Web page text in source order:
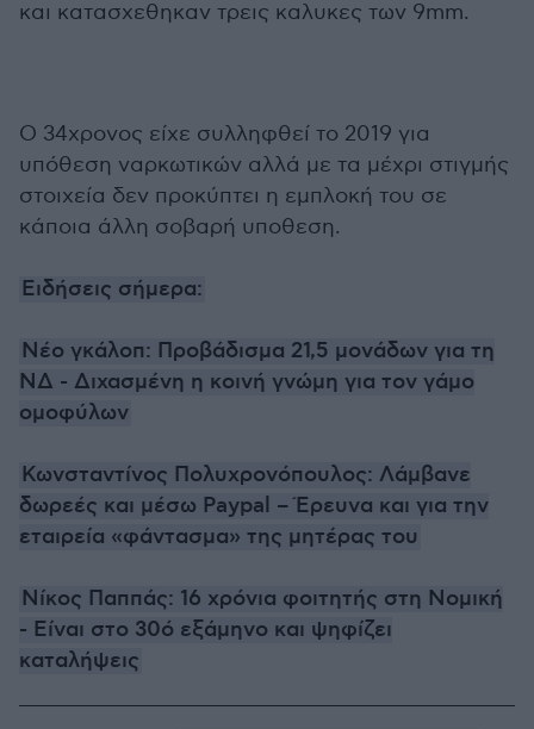
και κατασχεθηκαν τρεις καλυκες των 9mm.
Ο 34χρονος είχε συλληφθεί το 2019 για
υπόθεση ναρκωτικών αλλά με τα μέχρι στιγμής
στοιχεία δεν προκύπτει η εμπλοκή του σε
κάποια άλλη σοβαρή υποθεση.
Ειδήσεις σήμερα:
Νέο γκάλοπ: Προβάδισμα 21,5 μονάδων για τη
ΝΔ - Διχασμένη η κοινή γνώμη για τον γάμο
ομοφύλων
Κωνσταντίνος Πολυχρονόπουλος: Λάμβανε
δωρεές και μέσω Paypal – Έρευνα και για την
εταιρεία «φάντασμα» της μητέρας του
Νίκος Παππάς: 16 χρόνια φοιτητής στη Νομική
- Είναι στο 30ό εξάμηνο και ψηφίζει
καταλήψεις